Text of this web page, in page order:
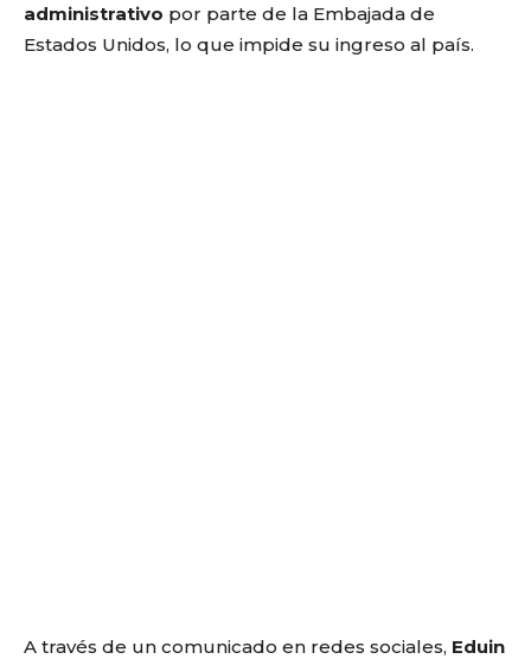
administrativo por parte de la Embajada de
Estados Unidos, lo que impide su ingreso al país.
A través de un comunicado en redes sociales, Eduin